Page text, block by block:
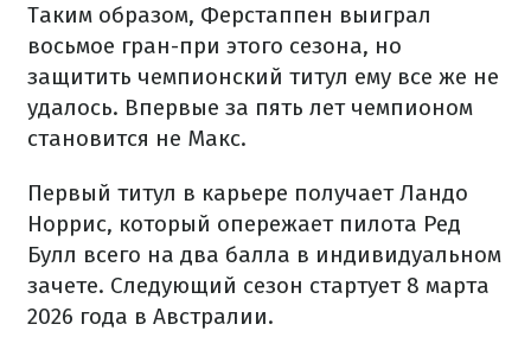
Таким образом, Ферстаппен выиграл
восьмое гран-при этого сезона, но
защитить чемпионский титул ему все же не
удалось. Впервые за пять лет чемпионом
становится не Макс.
Первый титул в карьере получает Ландо
Норрис, который опережает пилота Ред
Булл всего на два балла в индивидуальном
зачете. Следующий сезон стартует 8 марта
2026 года в Австралии.